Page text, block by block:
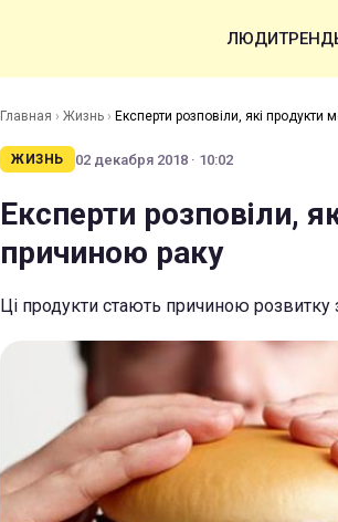
ЛЮДИ
Главная › Жизнь › Експерти розповіли, які продукти
ЖИЗНЬ 02 декабря 2018 · 10:02
Експерти розповіли,
причиною раку
Ці продукти стають причиною розвитку